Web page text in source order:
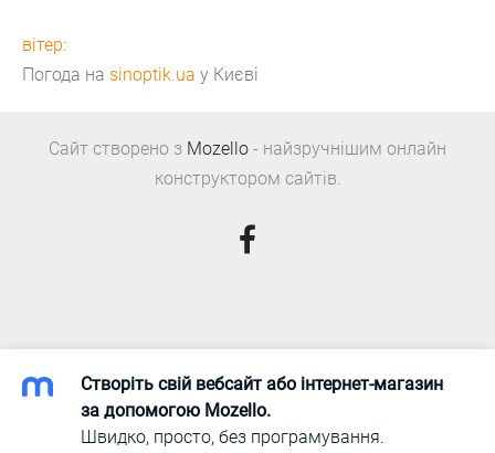
вітер:
Погода на sinoptik.ua у Києві
Сайт створено з Mozello - найзручнішим онлайн
конструктором сайтів.
Створіть свій вебсайт або інтернет-магазин
за допомогою Mozello.
Швидко, просто, без програмування.